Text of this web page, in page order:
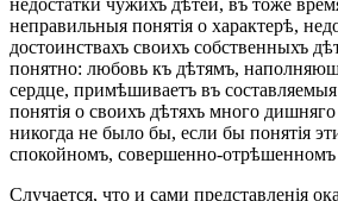
неправильныя понятія о характерѣ,
достоинствахъ своихъ собственныхъ
понятно: любовь къ дѣтямъ,
сердце, примѣшиваетъ въ
понятія о своихъ дѣтяхъ много
никогда не было бы, если бы понятія
спокойномъ, совершенно-отрѣшенномъ
Случается, что и сами представленія